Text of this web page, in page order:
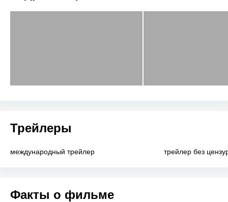
Трейлеры
международный трейлер трейлер без
Факты о фильме